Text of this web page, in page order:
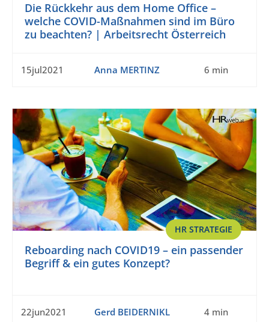
Die Rückkehr aus dem Home Office –
welche COVID-Maßnahmen sind im Büro
zu beachten? | Arbeitsrecht Österreich
15jul2021 Anna MERTINZ 6 min
HR STRATEGIE
Reboarding nach COVID19 – ein passender
Begriff & ein gutes Konzept?
22jun2021 Gerd BEIDERNIKL 4 min